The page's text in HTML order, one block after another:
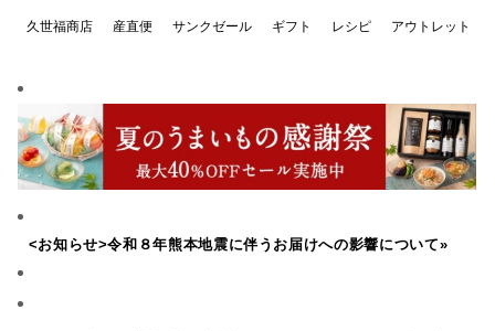
久世福商店 産直便 サンクゼール ギフト レシピ アウトレット
<お知らせ>令和８年熊本地震に伴うお届けへの影響について»